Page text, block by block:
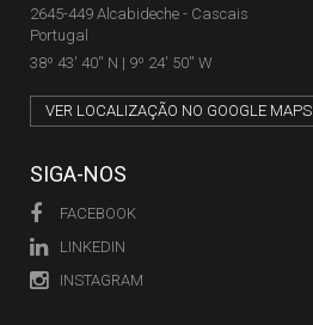
2645-449 Alcabideche - Cascais
Portugal
38º 43' 40'' N | 9º 24' 50'' W
VER LOCALIZAÇÃO NO GOOGLE MAPS
SIGA-NOS
FACEBOOK
LINKEDIN
INSTAGRAM